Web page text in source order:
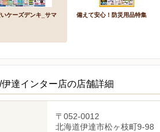
ケーズデンキ_サマ
備えて安心！防災用品特集
達インター店の店舗詳細
〒052-0012
北海道伊達市松ヶ枝町9-98